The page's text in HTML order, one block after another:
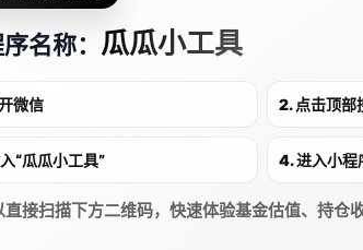
名称： 瓜瓜小工具
微信 2. 点击顶部
“瓜瓜小工具” 4. 进入小程
直接扫描下方二维码，快速体验基金估值、持仓